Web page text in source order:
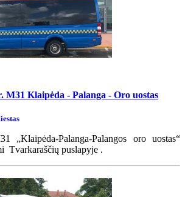
Klaipėda - Palanga - Oro uostas
„Klaipėda-Palanga-Palangos oro uostas“
Tvarkaraščių puslapyje .